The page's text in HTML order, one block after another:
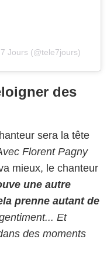
Jours (@tele7jours)
des
sera la tête
Florent Pagny
mieux, le chanteur
une autre
prenne autant de
Et
des moments